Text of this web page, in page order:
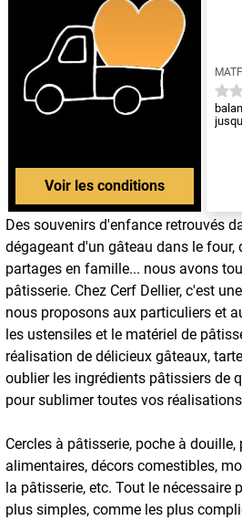
Voir les conditions
Des souvenirs d'enfance retrouvés
dégageant d'un gâteau dans le four,
partages en famille... nous avons
pâtisserie. Chez Cerf Dellier, c'est
nous proposons aux particuliers et
les ustensiles et le matériel de
réalisation de délicieux gâteaux,
oublier les ingrédients pâtissiers de
pour sublimer toutes vos
Cercles à pâtisserie, poche à
alimentaires, décors comestibles,
la pâtisserie, etc. Tout le nécessaire
plus simples, comme les plus